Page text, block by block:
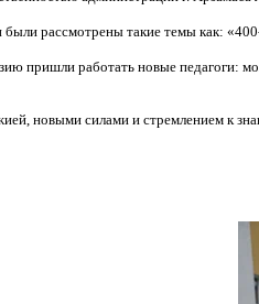
были рассмотрены такие темы как:
пришли работать новые педагоги:
новыми силами и стремлением к